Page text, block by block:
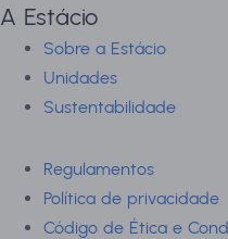
A Estácio
Sobre a Estácio
Unidades
Sustentabilidade
Regulamentos
Política de privacidade
Código de Ética e